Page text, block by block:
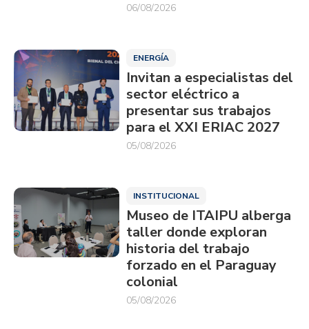
06/08/2026
ENERGÍA
Invitan a especialistas del
sector eléctrico a
presentar sus trabajos
para el XXI ERIAC 2027
05/08/2026
INSTITUCIONAL
Museo de ITAIPU alberga
taller donde exploran
historia del trabajo
forzado en el Paraguay
colonial
05/08/2026